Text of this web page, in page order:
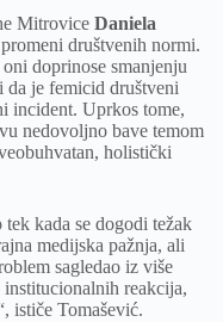
Mitrovice Daniela
društvenih normi.
doprinose smanjenju
da je femicid društveni
incident. Uprkos tome,
nedovoljno bave temom
holistički
kada se dogodi težak
medijska pažnja, ali
sagledao iz više
reakcija,
ističe Tomašević.